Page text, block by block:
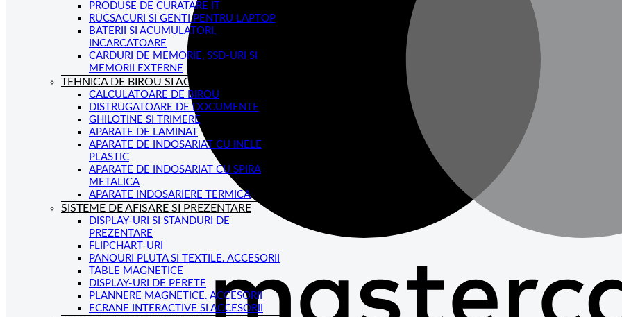
PRODUSE DE CURATARE IT
RUCSACURI SI GENTI PENTRU LAPTOP
BATERII SI ACUMULATORI,
INCARCATOARE
CARDURI DE MEMORIE, SSD-URI SI
MEMORII EXTERNE
TEHNICA DE BIROU SI ACCESORII
CALCULATOARE DE BIROU
DISTRUGATOARE DE DOCUMENTE
GHILOTINE SI TRIMERE
APARATE DE LAMINAT
APARATE DE INDOSARIAT CU INELE
PLASTIC
APARATE DE INDOSARIAT CU SPIRA
METALICA
APARATE INDOSARIERE TERMICA
SISTEME DE AFISARE SI PREZENTARE
DISPLAY-URI SI STANDURI DE
PREZENTARE
FLIPCHART-URI
PANOURI PLUTA SI TEXTILE. ACCESORII
TABLE MAGNETICE
DISPLAY-URI DE PERETE
PLANNERE MAGNETICE. ACCESORII
ECRANE INTERACTIVE SI ACCESORII